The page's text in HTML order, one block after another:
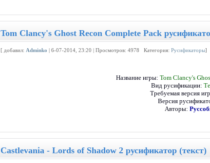
Tom Clancy's Ghost Recon Complete Pack
[ добавил: Adminko | 6-07-2014, 23:20 | Просмотров: 4978 Категория: Русификаторы]
Название игры: Tom Clancy's
Вид русификации:
Требуемая версия
Версия
Авторы:
Castlevania - Lords of Shadow 2 русификатор (текст)